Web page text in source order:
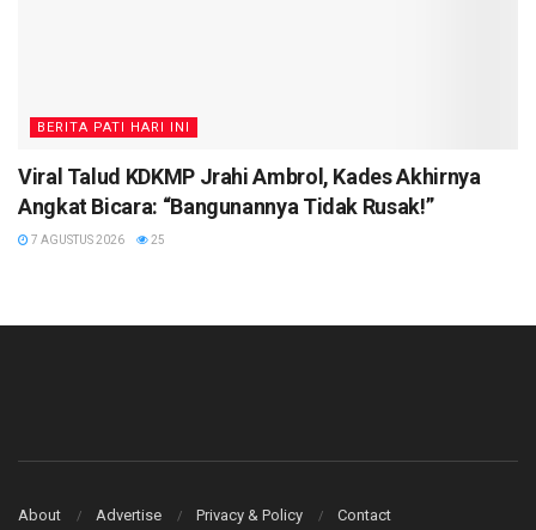
BERITA PATI HARI INI
Viral Talud KDKMP Jrahi Ambrol, Kades Akhirnya
Angkat Bicara: “Bangunannya Tidak Rusak!”
7 AGUSTUS 2026 25
About Advertise Privacy & Policy Contact